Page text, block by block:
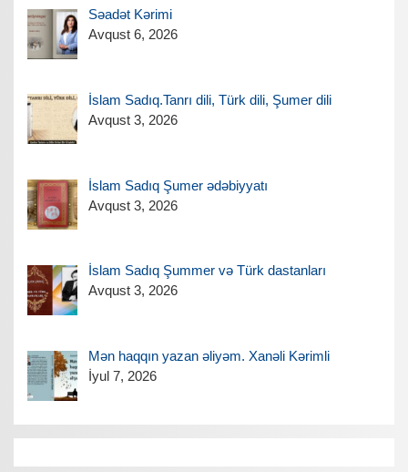
Səadət Kərimi
Avqust 6, 2026
İslam Sadıq.Tanrı dili, Türk dili, Şumer dili
Avqust 3, 2026
İslam Sadıq Şumer ədəbiyyatı
Avqust 3, 2026
İslam Sadıq Şummer və Türk dastanları
Avqust 3, 2026
Mən haqqın yazan əliyəm. Xanəli Kərimli
İyul 7, 2026